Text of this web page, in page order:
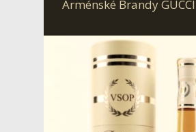
Arménské Brandy